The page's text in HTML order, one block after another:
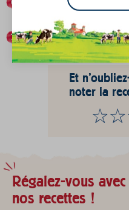
de la pointe d’un
Badigeonnez la surface
enfournez pour 30
Et
noter la
Régalez-vous avec
nos recettes !